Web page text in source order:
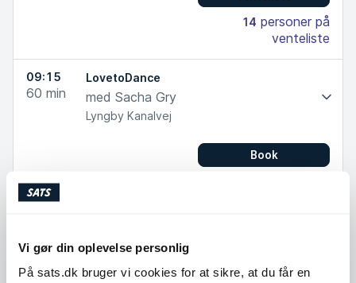
Vi gør din oplevelse personlig
På sats.dk bruger vi cookies for at sikre, at du får en
14 personer på
venteliste
09:15
60 min
LovetoDance
med Sacha Gry
Lyngby Kanalvej
Book
11:15
Book